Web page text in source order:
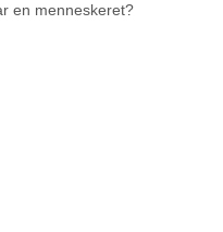
en menneskeret?